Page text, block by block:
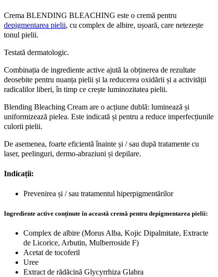
Crema BLENDING BLEACHING este o cremă pentru
depigmentarea pielii, cu complex de albire, ușoară, care netezește
tonul pielii.
Testată dermatologic.
Combinația de ingrediente active ajută la obținerea de rezultate
deosebite pentru nuanța pielii și la reducerea oxidării și a activității
radicalilor liberi, în timp ce crește luminozitatea pielii.
Blending Bleaching Cream are o acțiune dublă: luminează și
uniformizează pielea. Este indicată și pentru a reduce imperfecțiunile
culorii pielii.
De asemenea, foarte eficientă înainte și / sau după tratamente cu
laser, peelinguri, dermo-abraziuni și depilare.
Indicații:
Prevenirea și / sau tratamentul hiperpigmentărilor
Ingrediente active conținute în această cremă pentru depigmentarea pielii:
Complex de albire (Morus Alba, Kojic Dipalmitate, Extracte
de Licorice, Arbutin, Mulberroside F)
Acetat de tocoferil
Uree
Extract de rădăcină Glycyrrhiza Glabra